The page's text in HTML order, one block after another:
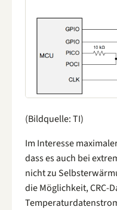
(Bildquelle: TI)
Im Interesse
dass es auch bei
nicht zu
die Möglichkeit, CRC-